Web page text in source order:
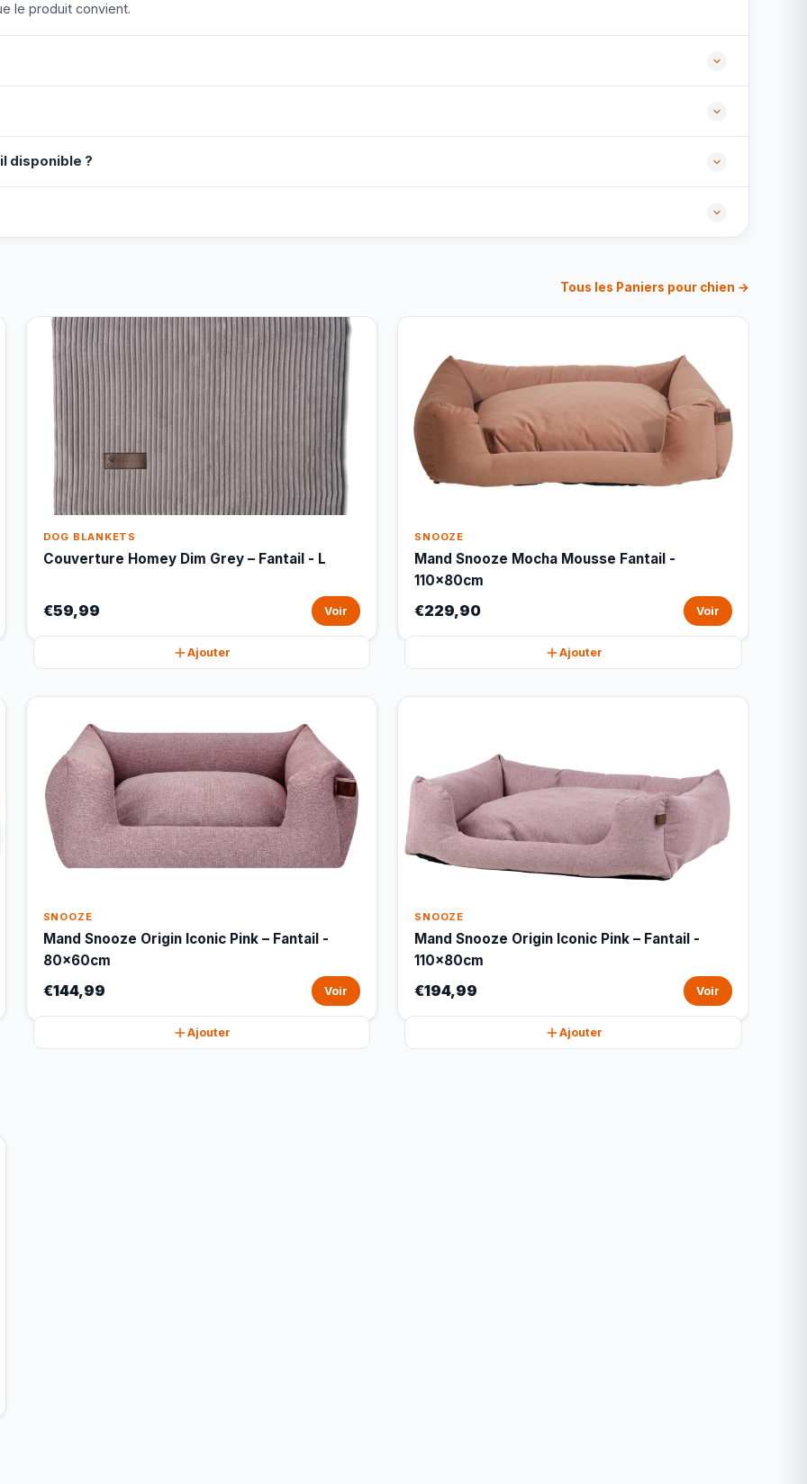
le produit convient.
disponible ?
Tous les Paniers pour chien →
DOG BLANKETS
Couverture Homey Dim Grey – Fantail - L
€59,99 Voir
Ajouter
SNOOZE
Mand Snooze Mocha Mousse Fantail -
110x80cm
€229,90 Voir
Ajouter
SNOOZE
Mand Snooze Origin Iconic Pink – Fantail -
80x60cm
€144,99 Voir
Ajouter
SNOOZE
Mand Snooze Origin Iconic Pink – Fantail -
110x80cm
€194,99 Voir
Ajouter